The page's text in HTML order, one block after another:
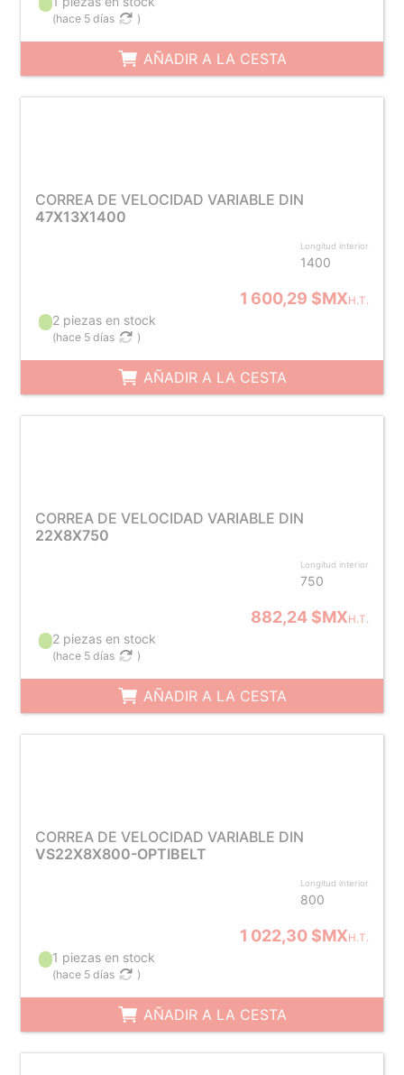
(hace 5 días )
AÑADIR A LA CESTA
CORREA DE VELOCIDAD VARIABLE DIN
47X13X1400
Longitud interior
1400
1 600,29 $MXH.T.
2 piezas en stock
(hace 5 días )
AÑADIR A LA CESTA
CORREA DE VELOCIDAD VARIABLE DIN
22X8X750
Longitud interior
750
882,24 $MXH.T.
2 piezas en stock
(hace 5 días )
AÑADIR A LA CESTA
CORREA DE VELOCIDAD VARIABLE DIN
VS22X8X800-OPTIBELT
Longitud interior
800
1 022,30 $MXH.T.
1 piezas en stock
(hace 5 días )
AÑADIR A LA CESTA